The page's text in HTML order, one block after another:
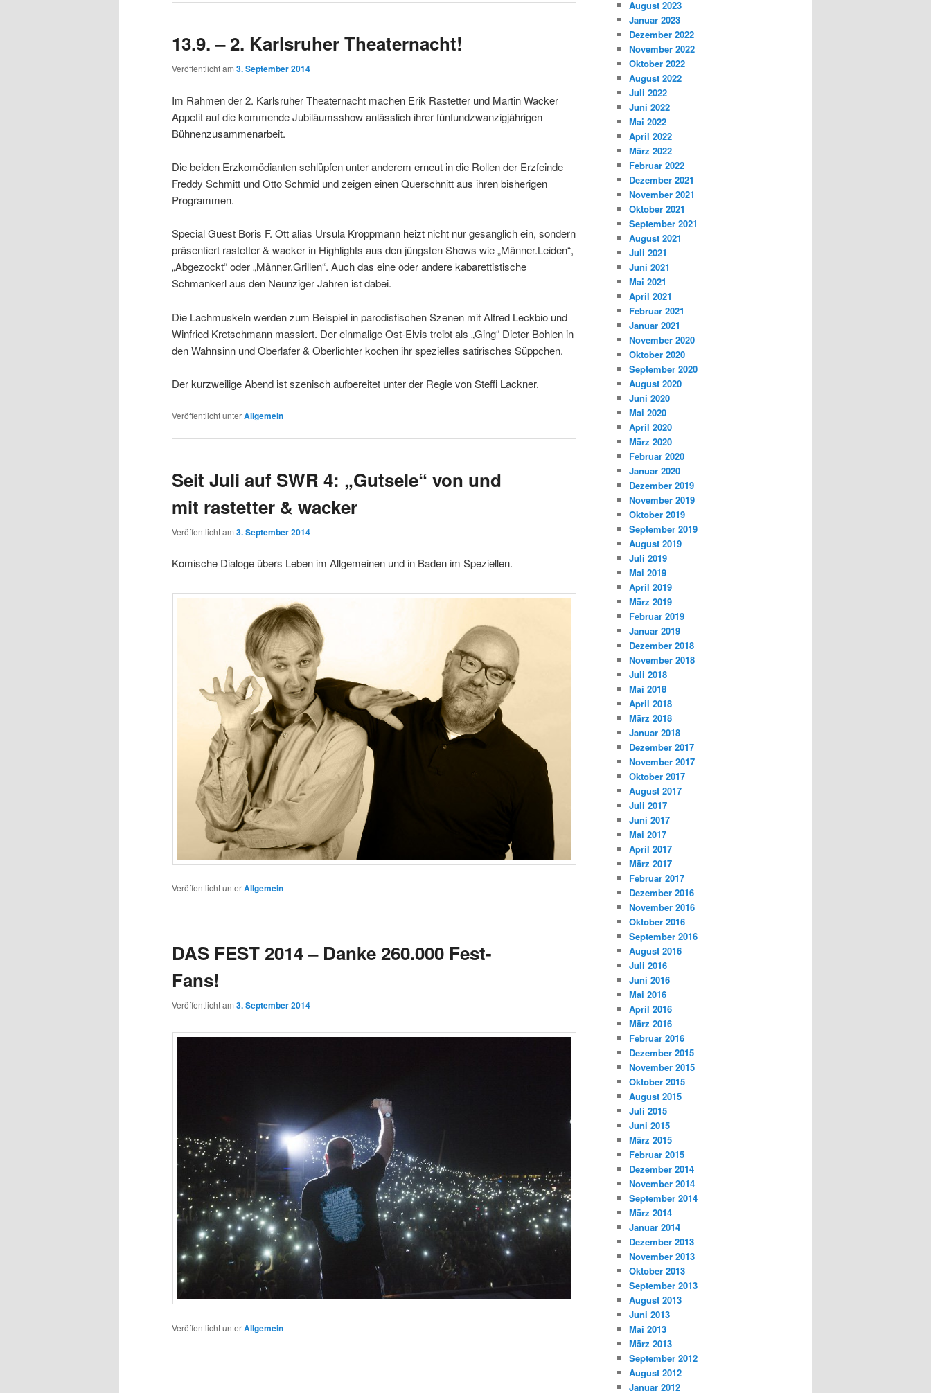
13.9. – 2. Karlsruher Theaternacht!
Veröffentlicht am 3. September 2014
Im Rahmen der 2. Karlsruher Theaternacht machen Erik Rastetter und Martin Wacker
Appetit auf die kommende Jubiläumsshow anlässlich ihrer fünfundzwanzigjährigen
Bühnenzusammenarbeit.
Die beiden Erzkomödianten schlüpfen unter anderem erneut in die Rollen der Erzfeinde
Freddy Schmitt und Otto Schmid und zeigen einen Querschnitt aus ihren bisherigen
Programmen.
Special Guest Boris F. Ott alias Ursula Kroppmann heizt nicht nur gesanglich ein, sondern
präsentiert rastetter & wacker in Highlights aus den jüngsten Shows wie „Männer.Leiden“,
„Abgezockt“ oder „Männer.Grillen“. Auch das eine oder andere kabarettistische
Schmankerl aus den Neunziger Jahren ist dabei.
Die Lachmuskeln werden zum Beispiel in parodistischen Szenen mit Alfred Leckbio und
Winfried Kretschmann massiert. Der einmalige Ost-Elvis treibt als „Ging“ Dieter Bohlen in
den Wahnsinn und Oberlafer & Oberlichter kochen ihr spezielles satirisches Süppchen.
Der kurzweilige Abend ist szenisch aufbereitet unter der Regie von Steffi Lackner.
Veröffentlicht unterAllgemein
Seit Juli auf SWR 4: „Gutsele“ von und
mit rastetter & wacker
Veröffentlicht am 3. September 2014
Komische Dialoge übers Leben im Allgemeinen und in Baden im Speziellen.
Veröffentlicht unterAllgemein
DAS FEST 2014 – Danke 260.000 Fest-
Fans!
Veröffentlicht am 3. September 2014
Veröffentlicht unterAllgemein
August 2023
Januar 2023
Dezember 2022
November 2022
Oktober 2022
August 2022
Juli 2022
Juni 2022
Mai 2022
April 2022
März 2022
Februar 2022
Dezember 2021
November 2021
Oktober 2021
September 2021
August 2021
Juli 2021
Juni 2021
Mai 2021
April 2021
Februar 2021
Januar 2021
November 2020
Oktober 2020
September 2020
August 2020
Juni 2020
Mai 2020
April 2020
März 2020
Februar 2020
Januar 2020
Dezember 2019
November 2019
Oktober 2019
September 2019
August 2019
Juli 2019
Mai 2019
April 2019
März 2019
Februar 2019
Januar 2019
Dezember 2018
November 2018
Juli 2018
Mai 2018
April 2018
März 2018
Januar 2018
Dezember 2017
November 2017
Oktober 2017
August 2017
Juli 2017
Juni 2017
Mai 2017
April 2017
März 2017
Februar 2017
Dezember 2016
November 2016
Oktober 2016
September 2016
August 2016
Juli 2016
Juni 2016
Mai 2016
April 2016
März 2016
Februar 2016
Dezember 2015
November 2015
Oktober 2015
August 2015
Juli 2015
Juni 2015
März 2015
Februar 2015
Dezember 2014
November 2014
September 2014
März 2014
Januar 2014
Dezember 2013
November 2013
Oktober 2013
September 2013
August 2013
Juni 2013
Mai 2013
März 2013
September 2012
August 2012
Januar 2012